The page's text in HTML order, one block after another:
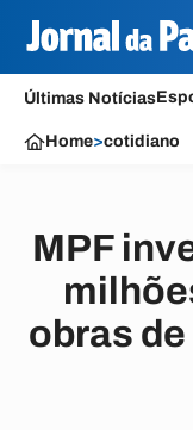
Últimas Notícias
Home>cotidiano
MPF
obras